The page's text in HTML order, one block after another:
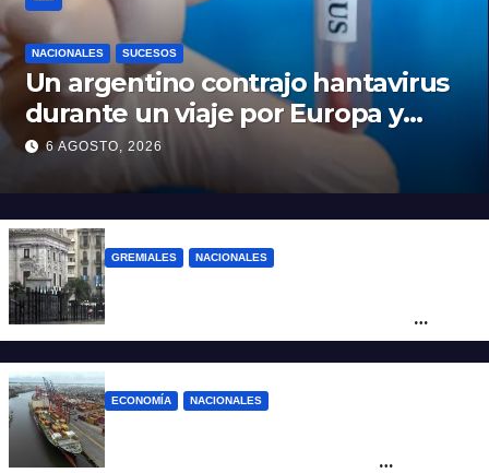
NACIONALES SUCESOS
Un argentino contrajo hantavirus
durante un viaje por Europa y
permanece aislado en España
6 AGOSTO, 2026
GREMIALES NACIONALES
cortes y desvíos
ECONOMÍA NACIONALES